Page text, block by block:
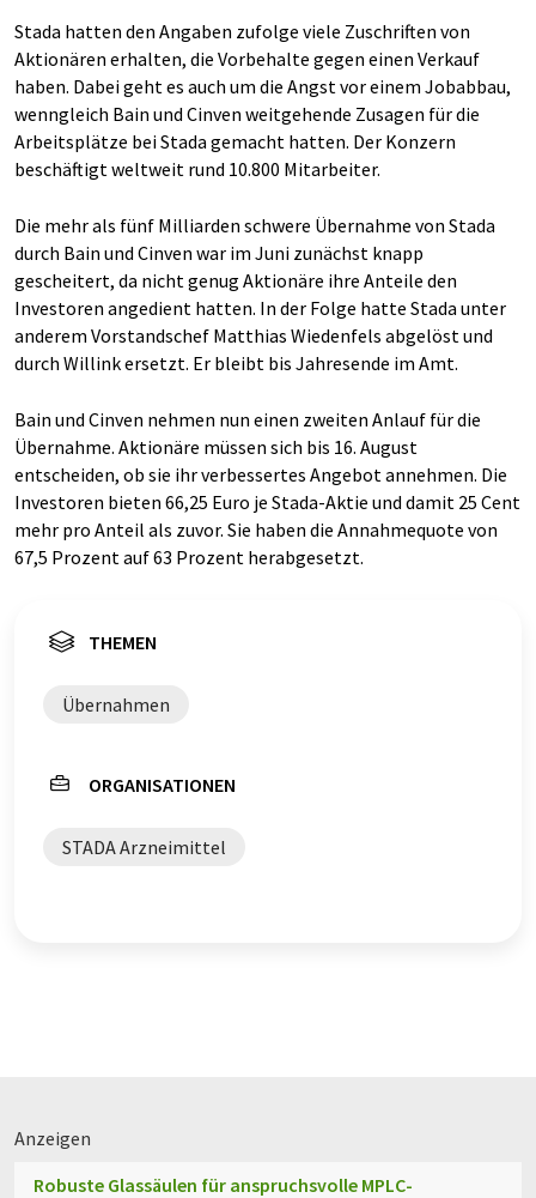
Stada hatten den Angaben zufolge viele Zuschriften von
Aktionären erhalten, die Vorbehalte gegen einen Verkauf
haben. Dabei geht es auch um die Angst vor einem Jobabbau,
wenngleich Bain und Cinven weitgehende Zusagen für die
Arbeitsplätze bei Stada gemacht hatten. Der Konzern
beschäftigt weltweit rund 10.800 Mitarbeiter.
Die mehr als fünf Milliarden schwere Übernahme von Stada
durch Bain und Cinven war im Juni zunächst knapp
gescheitert, da nicht genug Aktionäre ihre Anteile den
Investoren angedient hatten. In der Folge hatte Stada unter
anderem Vorstandschef Matthias Wiedenfels abgelöst und
durch Willink ersetzt. Er bleibt bis Jahresende im Amt.
Bain und Cinven nehmen nun einen zweiten Anlauf für die
Übernahme. Aktionäre müssen sich bis 16. August
entscheiden, ob sie ihr verbessertes Angebot annehmen. Die
Investoren bieten 66,25 Euro je Stada-Aktie und damit 25 Cent
mehr pro Anteil als zuvor. Sie haben die Annahmequote von
67,5 Prozent auf 63 Prozent herabgesetzt.
THEMEN
Übernahmen
ORGANISATIONEN
STADA Arzneimittel
Anzeigen
Robuste Glassäulen für anspruchsvolle MPLC-